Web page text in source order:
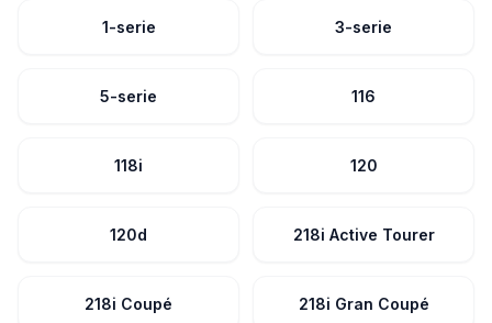
1-serie 3-serie
5-serie 116
118i 120
120d 218i Active Tourer
218i Coupé 218i Gran Coupé